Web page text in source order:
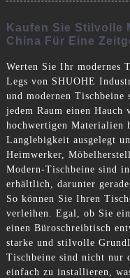
Kaufen Sie Stilvolle
China Für Eine
Werten Sie Ihr modernes
Legs von SHUOHE
und modernen
jedem Raum einen Hauch
hochwertigen Materialien
Langlebigkeit ausgelegt
Heimwerker,
Modern-Tischbeine sind
erhältlich, darunter
So können Sie Ihren
verleihen. Egal, ob Sie
einen Büroschreibtisch
starke und stilvolle
Tischbeine sind nicht nur
einfach zu installieren,